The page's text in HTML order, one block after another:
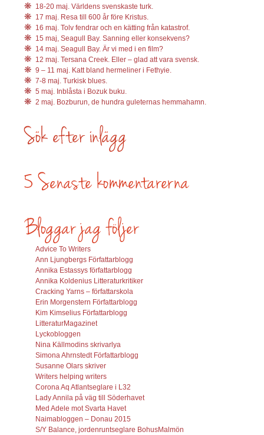
18-20 maj. Världens svenskaste turk.
17 maj. Resa till 600 år före Kristus.
16 maj. Tolv fendrar och en kätting från katastrof.
15 maj, Seagull Bay. Sanning eller konsekvens?
14 maj. Seagull Bay. Är vi med i en film?
12 maj. Tersana Creek. Eller – glad att vara svensk.
9 – 11 maj. Katt bland hermeliner i Fethyie.
7-8 maj. Turkisk blues.
5 maj. Inblåsta i Bozuk buku.
2 maj. Bozburun, de hundra guleternas hemmahamn.
Advice To Writers
Ann Ljungbergs Författarblogg
Annika Estassys författarblogg
Annika Koldenius Litteraturkritiker
Cracking Yarns – författarskola
Erin Morgenstern Författarblogg
Kim Kimselius Författarblogg
LitteraturMagazinet
Lyckobloggen
Nina Källmodins skrivarlya
Simona Ahrnstedt Författarblogg
Susanne Olars skriver
Writers helping writers
Corona Aq Atlantseglare i L32
Lady Annila på väg till Söderhavet
Med Adele mot Svarta Havet
Naimabloggen – Donau 2015
S/Y Balance, jordenruntseglare BohusMalmön